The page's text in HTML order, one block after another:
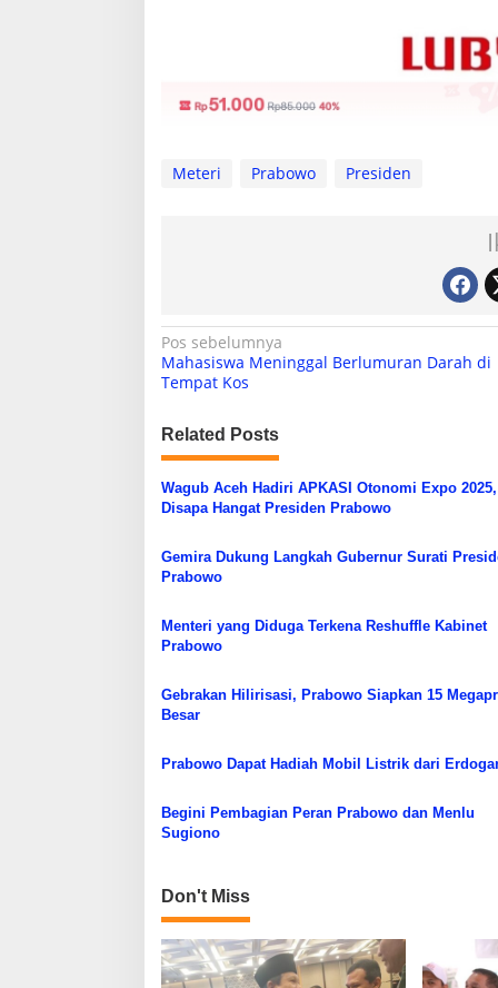
Meteri Prabowo Presiden
N
a
i
a
i
o
s
Pos sebelumnya
Mahasiswa Meninggal Berlumuran Darah di
Tempat Kos
Related Posts
Wagub Aceh Hadiri APKASI Otonomi Expo 2025,
Disapa Hangat Presiden Prabowo
Gemira Dukung Langkah Gubernur Surati
Prabowo
Menteri yang Diduga Terkena Reshuffle Kabinet
Prabowo
Gebrakan Hilirisasi, Prabowo Siapkan 15
Besar
Prabowo Dapat Hadiah Mobil Listrik dari
Begini Pembagian Peran Prabowo dan Menlu
Sugiono
Don't Miss